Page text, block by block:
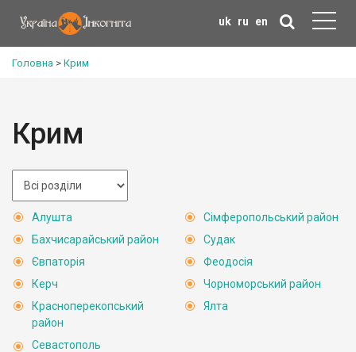
uk ru en
Головна > Крим
Крим
Алушта
Бахчисарайський район
Євпаторія
Керч
Красноперекопський
район
Севастополь
Сімферопольський район
Судак
Феодосія
Чорноморський район
Ялта